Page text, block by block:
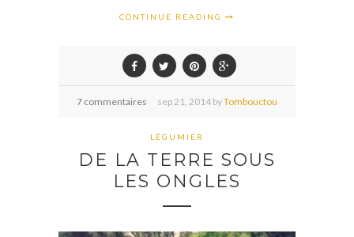
CONTINUE READING
7 commentaires sep21, 2014 byTombouctou
LÉGUMIER
DE LA TERRE SOUS
LES ONGLES